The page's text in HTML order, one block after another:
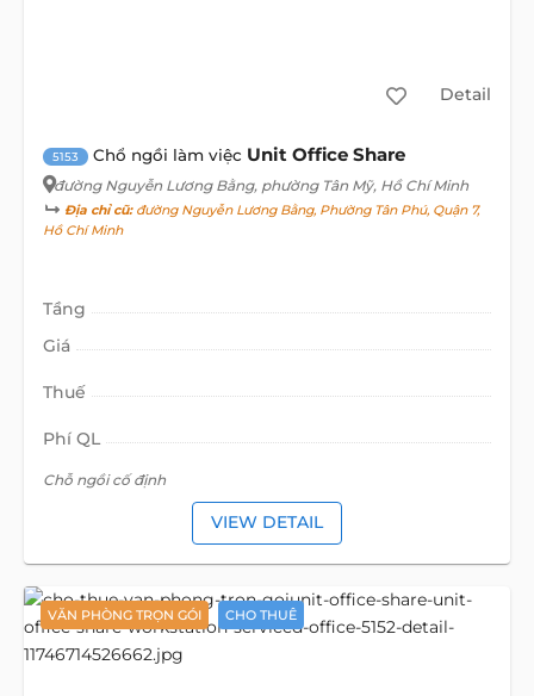
Detail
5153 Chổ ngồi làm việc Unit Office Share
đường Nguyễn Lương Bằng, phường Tân Mỹ, Hồ Chí Minh
Địa chỉ cũ:đường Nguyễn Lương Bằng, Phường Tân Phú, Quận 7,
Hồ Chí Minh
Tầng
Giá
Thuế
Phí QL
Chỗ ngồi cố định
VIEW DETAIL
VĂN PHÒNG TRỌN GÓI CHO THUÊ